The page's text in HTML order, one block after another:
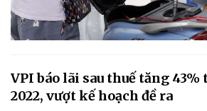
VPI báo lãi sau thuế tăng
2022, vượt kế hoạch đề ra